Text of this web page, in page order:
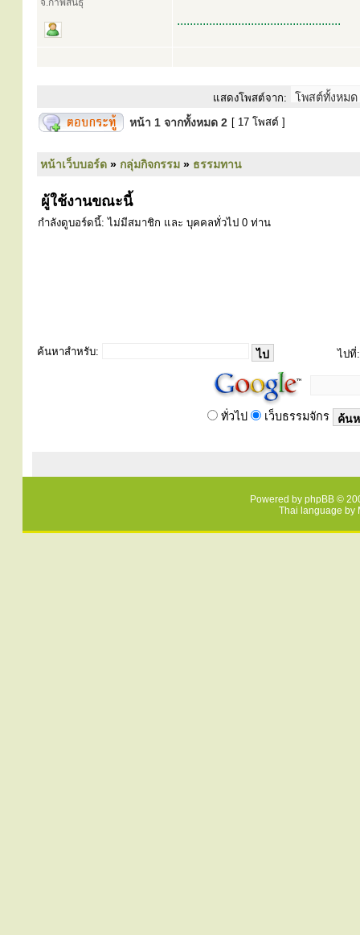
จ.กาฬสินธุ์
...................................................
แสดงโพสต์จาก:
หน้า 1 จากทั้งหมด 2 [ 17 โพสต์ ]
หน้าเว็บบอร์ด » กลุ่มกิจกรรม » ธรรมทาน
ผู้ใช้งานขณะนี้
กำลังดูบอร์ดนี้: ไม่มีสมาชิก และ บุคคลทั่วไป 0 ท่าน
ค้นหาสำหรับ: ไปที่:
ทั่วไป เว็บธรรมจักร
Powered by phpBB ©
Thai language by